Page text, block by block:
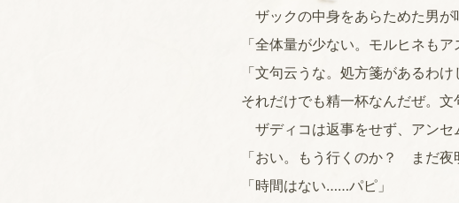
ザックの中身をあらためた男が
「全体量が少ない。モルヒネも
「文句云うな。処方箋があるわ
それだけでも精一杯なんだぜ。
ザディコは返事をせず、アンセ
「おい。もう行くのか？ まだ夜
「時間はない……パピ」